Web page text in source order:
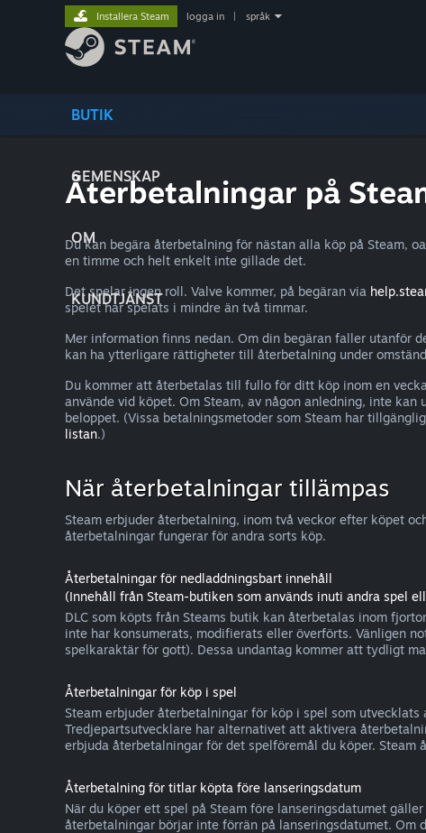
BUTIK
GEMENSKAP
OM
KUNDTJÄNST
Installera Steam logga in språk
Återbetalningar på
Du kan begära återbetalning för nästan alla köp på Steam,
en timme och helt enkelt inte gillade det.
Det spelar ingen roll. Valve kommer, på begäran via
spelet har spelats i mindre än två timmar.
Mer information finns nedan. Om din begäran faller utanför
kan ha ytterligare rättigheter till återbetalning under
Du kommer att återbetalas till fullo för ditt köp inom en
använde vid köpet. Om Steam, av någon anledning, inte
beloppet. (Vissa betalningsmetoder som Steam har
listan.)
När återbetalningar tillämpas
Steam erbjuder återbetalning, inom två veckor efter köpet
återbetalningar fungerar för andra sorts köp.
Återbetalningar för nedladdningsbart innehåll
(Innehåll från Steam-butiken som används inuti andra spel
DLC som köpts från Steams butik kan återbetalas inom
inte har konsumerats, modifierats eller överförts. Vänligen
spelkaraktär för gott). Dessa undantag kommer att tydligt
Återbetalningar för köp i spel
Steam erbjuder återbetalningar för köp i spel som
Tredjepartsutvecklare har alternativet att aktivera
erbjuda återbetalningar för det spelföremål du köper.
Återbetalning för titlar köpta före lanseringsdatum
När du köper ett spel på Steam före lanseringsdatumet
återbetalningar börjar inte förrän på lanseringsdatumet. Om